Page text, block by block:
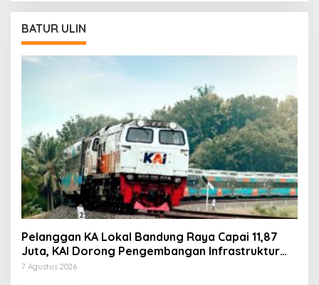
BATUR ULIN
Pelanggan KA Lokal Bandung Raya Capai 11,87
Juta, KAI Dorong Pengembangan Infrastruktur
Berbasis Kebutuhan
7 Agustus 2026